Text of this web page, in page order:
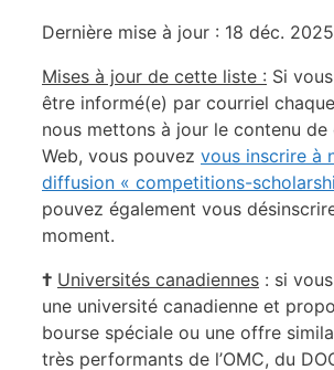
Dernière mise à jour : 18 déc. 2025
Mises à jour de cette liste : Si
être informé(e) par courriel
nous mettons à jour le contenu
Web, vous pouvez vous inscrire à
diffusion « competitions-
pouvez également vous
moment.
† Universités canadiennes : si
une université canadienne et
bourse spéciale ou une offre
très performants de l’OMC, du